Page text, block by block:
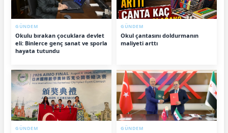
GÜNDEM
Okulu bırakan çocuklara devlet
eli: Binlerce genç sanat ve sporla
hayata tutundu
GÜNDEM
Okul çantasını doldurmanın
maliyeti arttı
GÜNDEM GÜNDEM